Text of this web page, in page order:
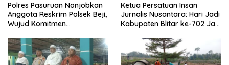
Polres Pasuruan Nonjobkan
Anggota Reskrim Polsek Beji,
Wujud Komitmen
Dugaan Penganiayaan
Ketua Persatuan Insan
Jurnalis Nusantara: Hari Jadi
Kabupaten Blitar ke-702 Jadi
Pembangunan